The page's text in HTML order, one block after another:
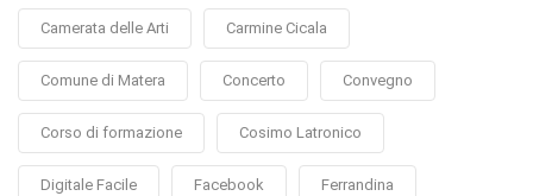
Camerata delle Arti Carmine Cicala
Comune di Matera Concerto Convegno
Corso di formazione Cosimo Latronico
Digitale Facile Facebook Ferrandina